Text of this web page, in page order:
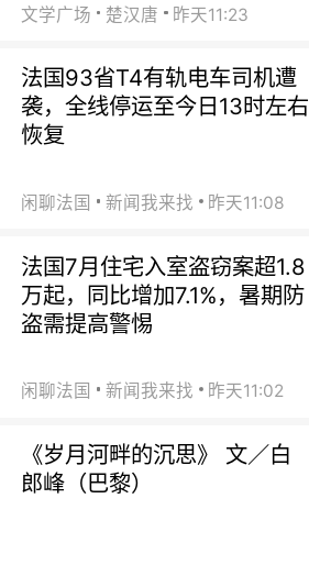
文学广场 楚汉唐 昨天11:23
法国93省T4有轨电车司机遭
袭，全线停运至今日13时左右
恢复
闲聊法国 新闻我来找 昨天11:08
法国7月住宅入室盗窃案超1.8
万起，同比增加7.1%，暑期防
盗需提高警惕
闲聊法国 新闻我来找 昨天11:02
《岁月河畔的沉思》 文／白
郎峰（巴黎）